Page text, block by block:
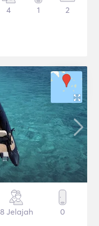
4 1 2
8 Jelajah 0